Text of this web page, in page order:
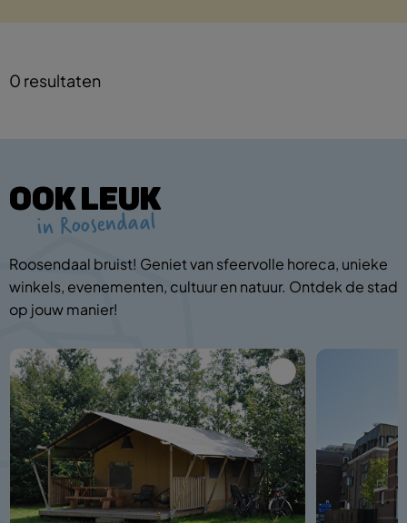
0 resultaten
OOK LEUK
in Roosendaal
Roosendaal bruist! Geniet van sfeervolle horeca, unieke
winkels, evenementen, cultuur en natuur. Ontdek de stad
op jouw manier!